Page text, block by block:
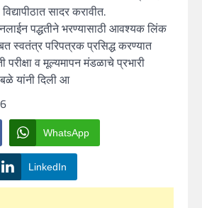
सादर करावीत.
पद्धतीने भरण्यासाठी आवश्यक लिंक
स्वतंत्र परिपत्रक प्रसिद्ध करण्यात
परीक्षा व मूल्यमापन मंडळाचे प्रभारी
यांनी दिली आ
WhatsApp
LinkedIn